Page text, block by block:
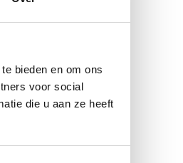
bieden en om ons
voor social
die u aan ze heeft